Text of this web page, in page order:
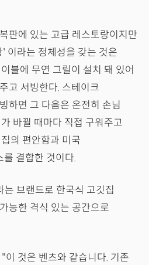
판에 있는 고급 레스토랑이지만
이라는 정체성을 갖는 것은
블에 무연 그릴이 설치 돼 있어
고 서빙한다. 스테이크
하면 그 다음은 온전히 손님
바뀔 때마다 직접 구워주고
의 편안함과 미국
결합한 것이다.
는 브랜드로 한국식 고깃집
능한 격식 있는 공간으로
이 것은 벤츠와 같습니다. 기존